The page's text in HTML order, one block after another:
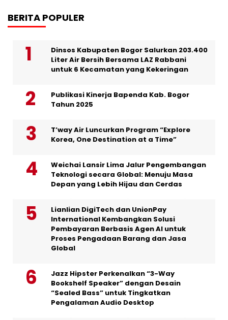
BERITA POPULER
Dinsos Kabupaten Bogor Salurkan 203.400
Liter Air Bersih Bersama LAZ Rabbani
untuk 6 Kecamatan yang Kekeringan
Publikasi Kinerja Bapenda Kab. Bogor
Tahun 2025
T’way Air Luncurkan Program “Explore
Korea, One Destination at a Time”
Weichai Lansir Lima Jalur Pengembangan
Teknologi secara Global: Menuju Masa
Depan yang Lebih Hijau dan Cerdas
Lianlian DigiTech dan UnionPay
International Kembangkan Solusi
Pembayaran Berbasis Agen AI untuk
Proses Pengadaan Barang dan Jasa
Global
Jazz Hipster Perkenalkan “3-Way
Bookshelf Speaker” dengan Desain
“Sealed Bass” untuk Tingkatkan
Pengalaman Audio Desktop